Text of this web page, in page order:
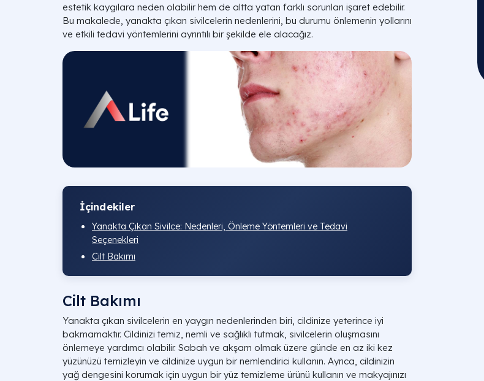
estetik kaygılara neden olabilir hem de altta yatan farklı sorunları işaret edebilir.
Bu makalede, yanakta çıkan sivilcelerin nedenlerini, bu durumu önlemenin yollarını
ve etkili tedavi yöntemlerini ayrıntılı bir şekilde ele alacağız.
İçindekiler
Yanakta Çıkan Sivilce: Nedenleri, Önleme Yöntemleri ve Tedavi
Seçenekleri
Cilt Bakımı
Cilt Bakımı
Yanakta çıkan sivilcelerin en yaygın nedenlerinden biri, cildinize yeterince iyi
bakmamaktır. Cildinizi temiz, nemli ve sağlıklı tutmak, sivilcelerin oluşmasını
önlemeye yardımcı olabilir. Sabah ve akşam olmak üzere günde en az iki kez
yüzünüzü temizleyin ve cildinize uygun bir nemlendirici kullanın. Ayrıca, cildinizin
yağ dengesini korumak için uygun bir yüz temizleme ürünü kullanın ve makyajınızı